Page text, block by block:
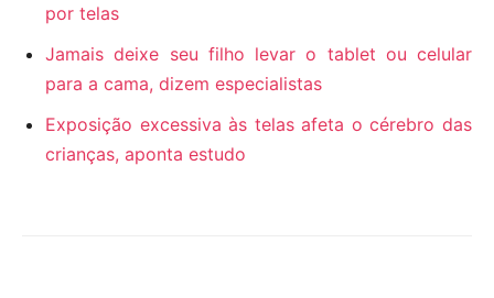
por telas
Jamais deixe seu filho levar o tablet ou celular
para a cama, dizem especialistas
Exposição excessiva às telas afeta o cérebro das
crianças, aponta estudo